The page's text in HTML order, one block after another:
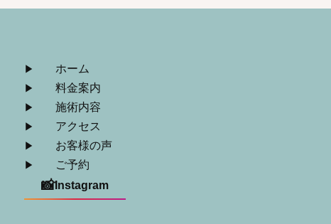
ホーム
料金案内
施術内容
アクセス
お客様の声
ご予約
📸Instagram